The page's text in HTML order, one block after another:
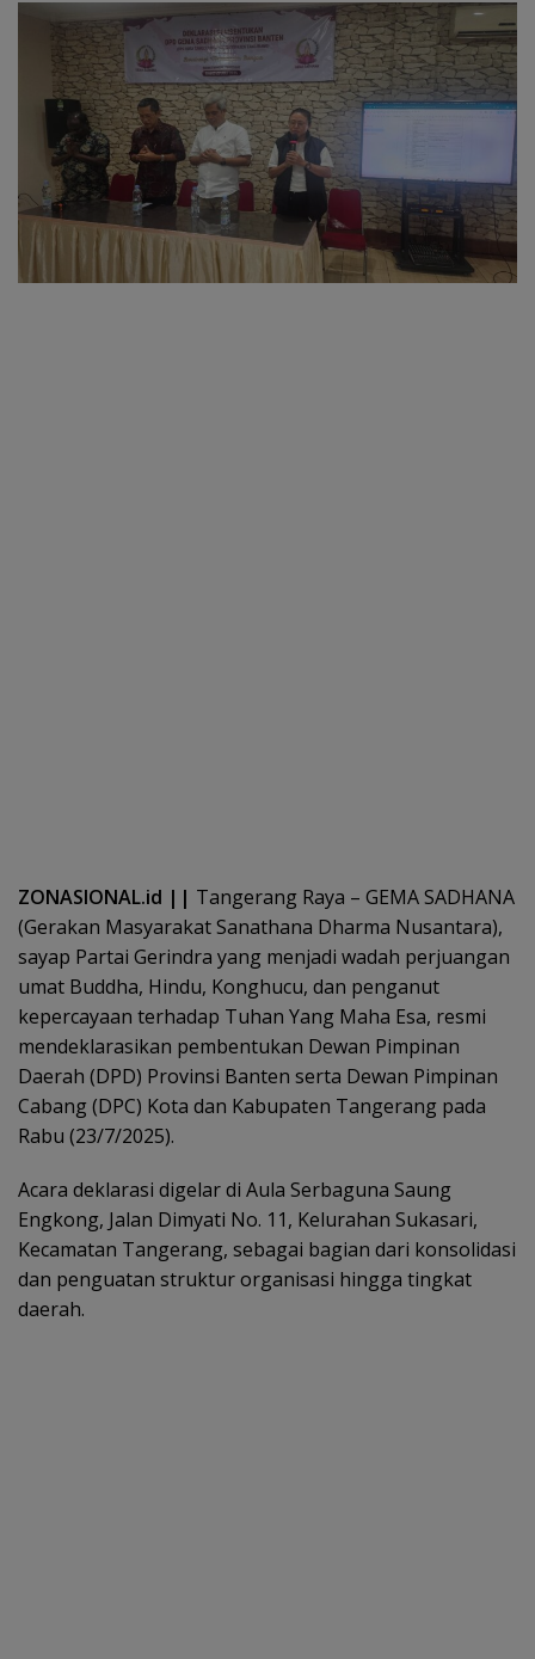
ZONASIONAL.id || Tangerang Raya – GEMA SADHANA
(Gerakan Masyarakat Sanathana Dharma Nusantara),
sayap Partai Gerindra yang menjadi wadah perjuangan
umat Buddha, Hindu, Konghucu, dan penganut
kepercayaan terhadap Tuhan Yang Maha Esa, resmi
mendeklarasikan pembentukan Dewan Pimpinan
Daerah (DPD) Provinsi Banten serta Dewan Pimpinan
Cabang (DPC) Kota dan Kabupaten Tangerang pada
Rabu (23/7/2025).
Acara deklarasi digelar di Aula Serbaguna Saung
Engkong, Jalan Dimyati No. 11, Kelurahan Sukasari,
Kecamatan Tangerang, sebagai bagian dari konsolidasi
dan penguatan struktur organisasi hingga tingkat
daerah.